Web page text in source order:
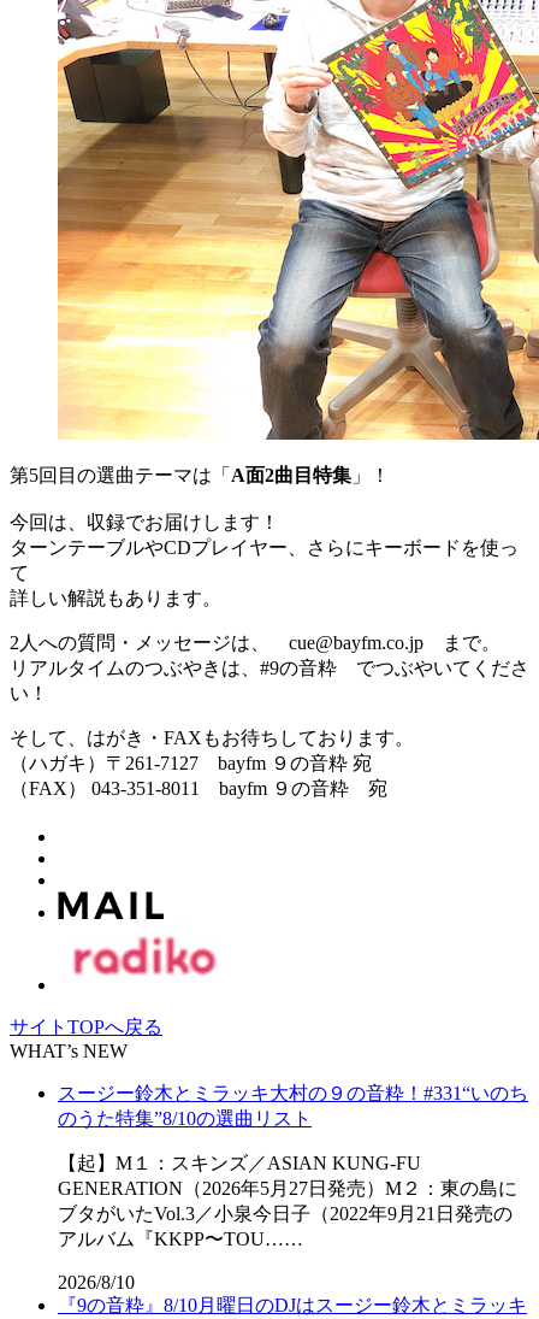
第5回目の選曲テーマは「 A面2曲目特集 」！
今回は、収録でお届けします！
ターンテーブルやCDプレイヤー、さらにキーボードを使っ
て
詳しい解説もあります。
2人への質問・メッセージは、 cue@bayfm.co.jp まで。
リアルタイムのつぶやきは、#9の音粋 でつぶやいてくださ
い！
そして、はがき・FAXもお待ちしております。
（ハガキ）〒261-7127 bayfm ９の音粋 宛
（FAX） 043-351-8011 bayfm ９の音粋 宛
サイトTOPへ戻る
WHAT’s NEW
スージー鈴木とミラッキ大村の９の音粋！#331“いのち
のうた特集”8/10の選曲リスト
【起】M１：スキンズ／ASIAN KUNG-FU
GENERATION（2026年5月27日発売）M２：東の島に
ブタがいたVol.3／小泉今日子（2022年9月21日発売の
アルバム『KKPP〜TOU……
2026/8/10
『9の音粋』8/10月曜日のDJはスージー鈴木とミラッキ